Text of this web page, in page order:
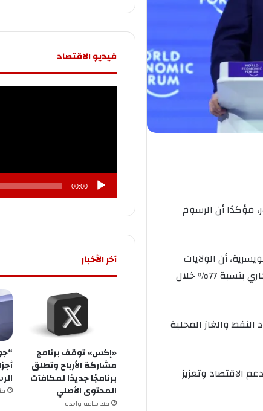
الأمريكية ارتفعت بأكثر من 150 مليار دولار، مؤكدًا أن الرسوم
أن الولايات
المتحدة كانت تخسر أكثر من تريليون دولار سنويًا، قبل أن تنجح إدارته في خفض العجز التجاري بنسبة 77% خلال
والغاز المحلية
جهود دعم الاقتصاد وتعزيز
فيديو الاقتصاد
00:00
آخر الأخبار
«إكس» توقف برنامج
مشاركة الأرباح وتطلق
برنامجًا جديدًا لمكافآت
المحتوى الأصلي
منذ ساعة واحدة